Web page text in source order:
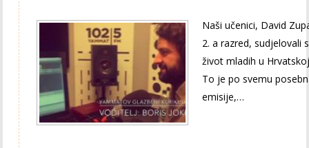
Naši učenici, David
2. a razred, sudjelovali
život mladih u
To je po svemu
emisije,…